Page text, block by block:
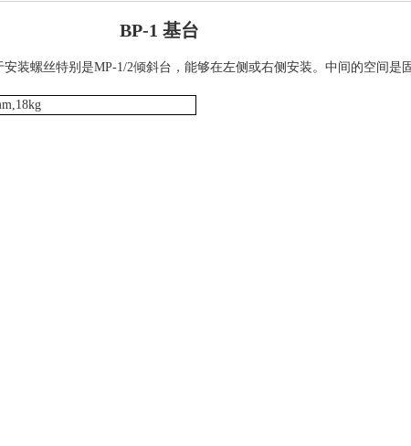
BP-1 基台
装螺丝特别是MP-1/2倾斜台，能够在左侧或右侧安装。中间的空间是